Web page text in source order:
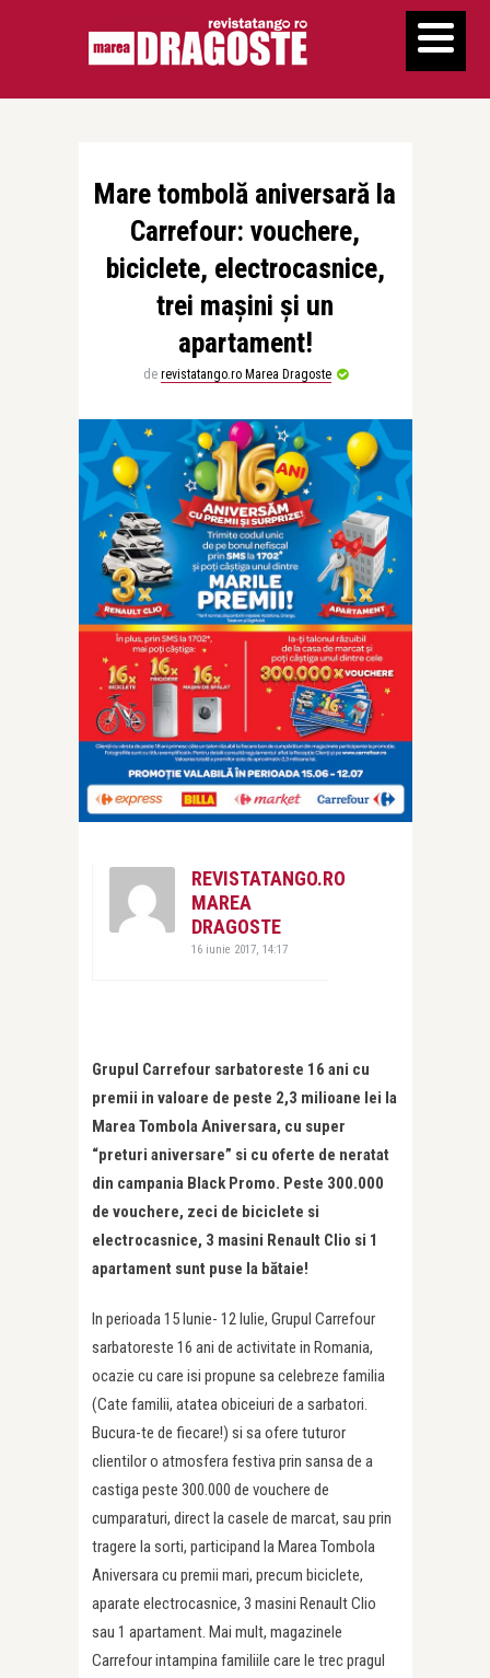
Mare tombolă aniversară la
Carrefour: vouchere,
biciclete, electrocasnice,
trei mașini și un
apartament!
de revistatango.ro Marea Dragoste
REVISTATANGO.RO
MAREA
DRAGOSTE
16 iunie 2017, 14:17
Grupul Carrefour sarbatoreste 16 ani cu
premii in valoare de peste 2,3 milioane lei la
Marea Tombola Aniversara, cu super
“preturi aniversare” si cu oferte de neratat
din campania Black Promo. Peste 300.000
de vouchere, zeci de biciclete si
electrocasnice, 3 masini Renault Clio si 1
apartament sunt puse la bătaie!
In perioada 15 Iunie- 12 Iulie, Grupul Carrefour
sarbatoreste 16 ani de activitate in Romania,
ocazie cu care isi propune sa celebreze familia
(Cate familii, atatea obiceiuri de a sarbatori.
Bucura-te de fiecare!) si sa ofere tuturor
clientilor o atmosfera festiva prin sansa de a
castiga peste 300.000 de vouchere de
cumparaturi, direct la casele de marcat, sau prin
tragere la sorti, participand la Marea Tombola
Aniversara cu premii mari, precum biciclete,
aparate electrocasnice, 3 masini Renault Clio
sau 1 apartament. Mai mult, magazinele
Carrefour intampina familiile care le trec pragul